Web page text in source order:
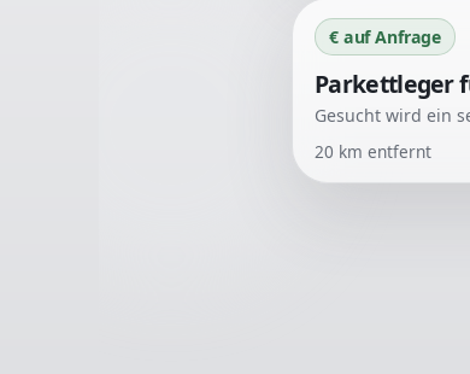
€ auf Anfrage
Parkettleger
20 km entfernt